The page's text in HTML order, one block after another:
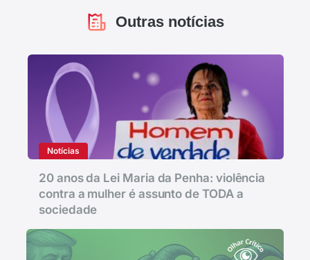
Outras notícias
Notícias
20 anos da Lei Maria da Penha: violência
contra a mulher é assunto de TODA a
sociedade